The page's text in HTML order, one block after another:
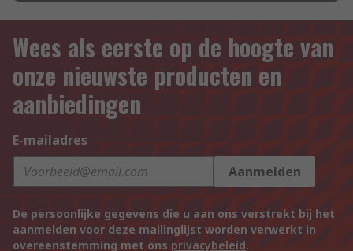
Wees als eerste op de hoogte van
onze nieuwste producten en
aanbiedingen
E-mailadres
Aanmelden
De persoonlijke gegevens die u aan ons verstrekt bij het
aanmelden voor deze mailinglijst worden verwerkt in
overeenstemming met ons privacybeleid.